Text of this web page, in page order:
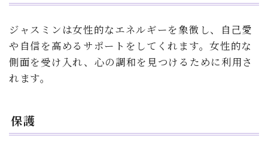
ジャスミンは女性的なエネルギーを象徴し、自己愛
や自信を高めるサポートをしてくれます。女性的な
側面を受け入れ、心の調和を見つけるために利用さ
れます。
保護